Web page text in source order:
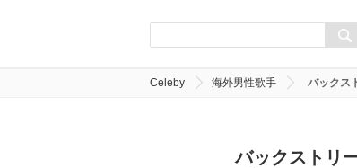
Celeby 海外男性歌手 バックス
バックストリ